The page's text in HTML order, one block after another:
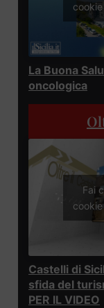
La Buona
oncologica
Fai
Castelli di
sfida del
PER IL VIDEO